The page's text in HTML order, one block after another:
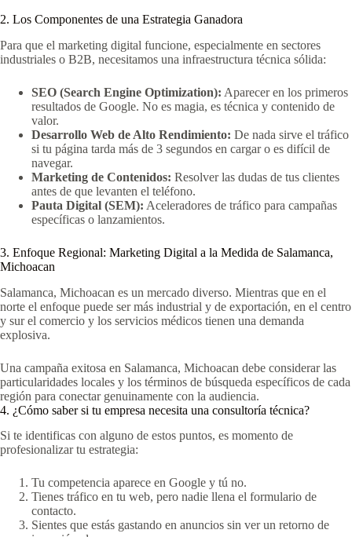
2. Los Componentes de una Estrategia Ganadora
Para que el marketing digital funcione, especialmente en sectores
industriales o B2B, necesitamos una infraestructura técnica sólida:
SEO (Search Engine Optimization): Aparecer en los primeros
resultados de Google. No es magia, es técnica y contenido de
valor.
Desarrollo Web de Alto Rendimiento: De nada sirve el tráfico
si tu página tarda más de 3 segundos en cargar o es difícil de
navegar.
Marketing de Contenidos: Resolver las dudas de tus clientes
antes de que levanten el teléfono.
Pauta Digital (SEM): Aceleradores de tráfico para campañas
específicas o lanzamientos.
3. Enfoque Regional: Marketing Digital a la Medida de Salamanca,
Michoacan
Salamanca, Michoacan es un mercado diverso. Mientras que en el
norte el enfoque puede ser más industrial y de exportación, en el centro
y sur el comercio y los servicios médicos tienen una demanda
explosiva.
Una campaña exitosa en Salamanca, Michoacan debe considerar las
particularidades locales y los términos de búsqueda específicos de cada
región para conectar genuinamente con la audiencia.
4. ¿Cómo saber si tu empresa necesita una consultoría técnica?
Si te identificas con alguno de estos puntos, es momento de
profesionalizar tu estrategia:
Tu competencia aparece en Google y tú no.
Tienes tráfico en tu web, pero nadie llena el formulario de
contacto.
Sientes que estás gastando en anuncios sin ver un retorno de